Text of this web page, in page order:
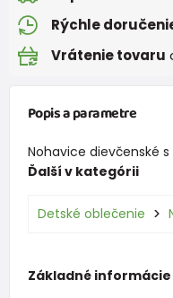
Rýchle
Vrátenie tovaru
Popis a parametre
Nohavice dievčenské s
Ďalší v kategórii
Detské oblečenie
Základné informácie